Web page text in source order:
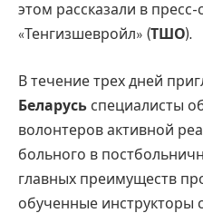
этом рассказали в
«Тенгизшевройл» (ТШО).
В течение трех дней
Беларусь специалисты
волонтеров активной
больного в
главных преимуществ
обученные инструкторы